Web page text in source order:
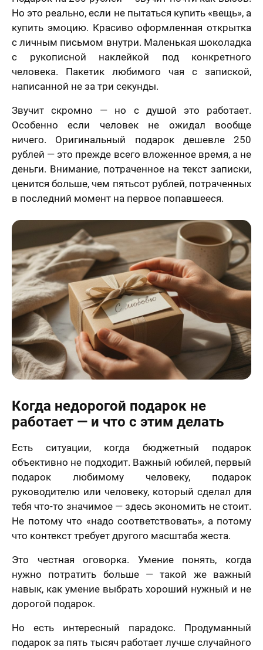
Но это реально, если не пытаться купить «вещь», а
купить эмоцию. Красиво оформленная открытка
с личным письмом внутри. Маленькая шоколадка
с рукописной наклейкой под конкретного
человека. Пакетик любимого чая с запиской,
написанной не за три секунды.
Звучит скромно — но с душой это работает.
Особенно если человек не ожидал вообще
ничего. Оригинальный подарок дешевле 250
рублей — это прежде всего вложенное время, а не
деньги. Внимание, потраченное на текст записки,
ценится больше, чем пятьсот рублей, потраченных
в последний момент на первое попавшееся.
Когда недорогой подарок не
работает — и что с этим делать
Есть ситуации, когда бюджетный подарок
объективно не подходит. Важный юбилей, первый
подарок любимому человеку, подарок
руководителю или человеку, который сделал для
тебя что-то значимое — здесь экономить не стоит.
Не потому что «надо соответствовать», а потому
что контекст требует другого масштаба жеста.
Это честная оговорка. Умение понять, когда
нужно потратить больше — такой же важный
навык, как умение выбрать хороший нужный и не
дорогой подарок.
Но есть интересный парадокс. Продуманный
подарок за пять тысяч работает лучше случайного
Ваш номер телефона
Нажимая кнопку «Заказать портрет» и отправляя
свои данные, я соглашаюсь с
политикой
конфиденциальности
Нажимая кнопку «Заказать портрет», я даю свое
согласие на обработку моих персональных
от 27.07.2006 года №152-ФЗ «О персональных
данных», на условиях и для целей, определенных в
Согласии на обработку персональных данныхи
Политике в отношении обработки персональных
данных
Я принимаю условиядоговора оферты
На свадьбу На день рождение
На годовщину
Просто так, без
повода
В течение
недели
В течение 1-3
В течение
месяца
Пока не знаю
2 лица
3 лица
70 х 70 см
70 х 100 см
Пока не
решил (а)
кнопку
и
я
с
я даю
на
в
от
года
«О
на условиях
в
на
иПолитике в
оферты
Назад Вперед
Имя*
Ваш номер телефона*
Я согласен с Политикой конфиденциальности
и принимаю условия Публичной оферты